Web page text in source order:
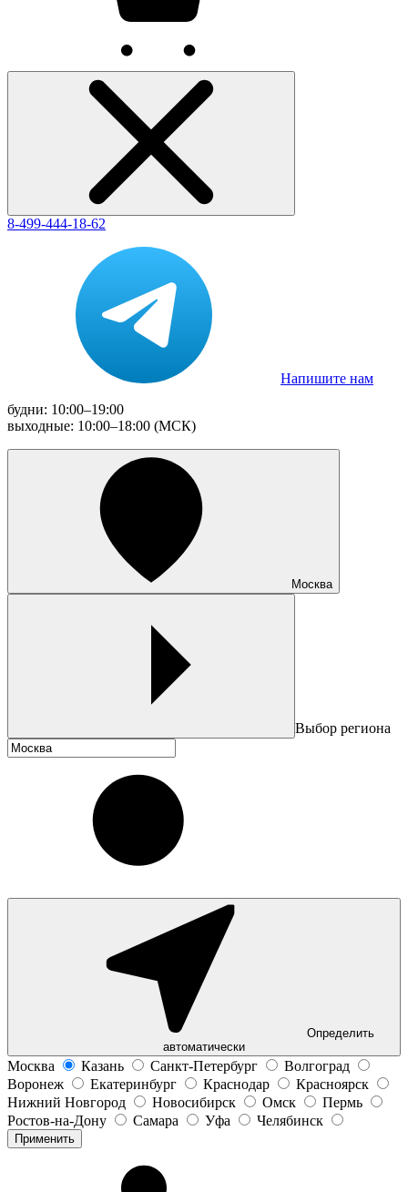
8-499-444-18-62
Напишите нам
будни: 10:00–19:00
выходные: 10:00–18:00 (МСК)
Москва
Выбор региона
Определить
автоматически
Москва Казань Санкт-Петербург
Волгоград
Воронеж
Екатеринбург Краснодар
Красноярск
Нижний Новгород
Новосибирск Омск
Пермь
Ростов-на-Дону
Самара Уфа Челябинск
Применить